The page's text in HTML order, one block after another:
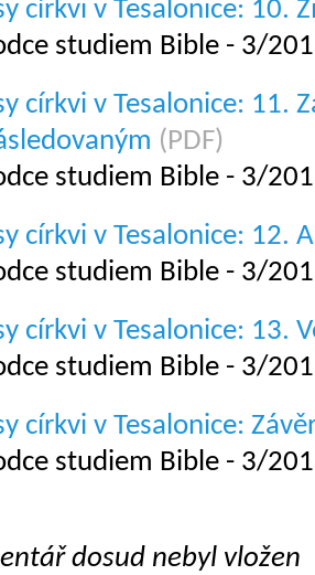
církvi v Tesalonice: 10.
studiem Bible - 3/
církvi v Tesalonice: 11.
(PDF)
studiem Bible - 3/
církvi v Tesalonice: 12.
studiem Bible - 3/
církvi v Tesalonice: 13.
studiem Bible - 3/
církvi v Tesalonice:
studiem Bible - 3/
dosud nebyl vložen